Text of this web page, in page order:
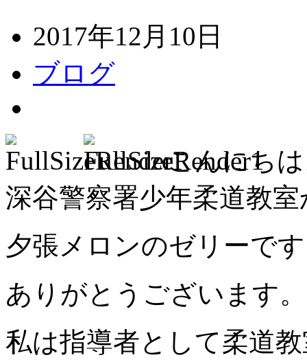
2017年12月10日
ブログ
こんにち
深谷警察署少年柔道教
夕張メロンのゼリーで
ありがとうございます。
私は指導者として柔道